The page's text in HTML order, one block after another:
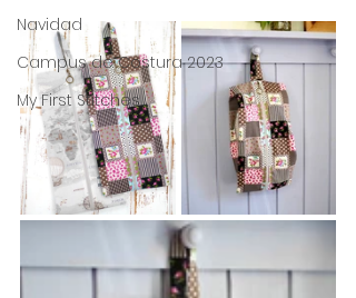
Navidad
Campus de Costura 2023
My First Stitches